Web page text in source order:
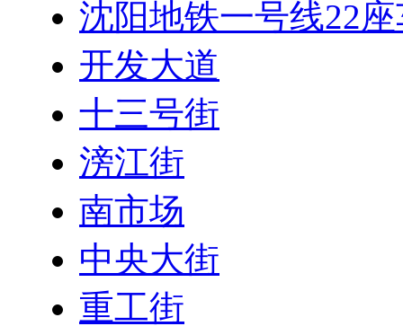
沈阳地铁一号线22
开发大道
十三号街
滂江街
南市场
中央大街
重工街